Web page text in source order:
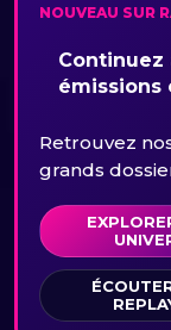
NOUVEAU SUR
Continuez
émissions
Retrouvez
grands